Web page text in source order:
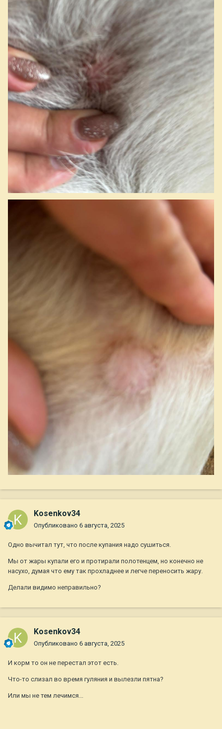
Kosenkov34
Опубликовано 6 августа, 2025
Одно вычитал тут, что после купания надо сушиться.
Мы от жары купали его и протирали полотенцем, но конечно не
насухо, думая что ему так прохладнее и легче переносить жару.
Делали видимо неправильно?
Kosenkov34
Опубликовано 6 августа, 2025
И корм то он не перестал этот есть.
Что-то слизал во время гуляния и вылезли пятна?
Или мы не тем лечимся...